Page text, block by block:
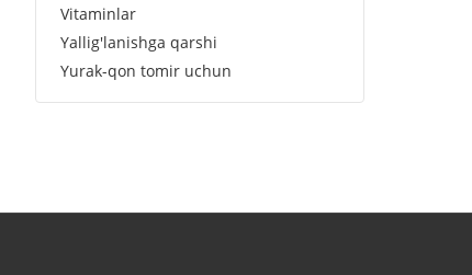
Vitaminlar
Yallig'lanishga qarshi
Yurak-qon tomir uchun